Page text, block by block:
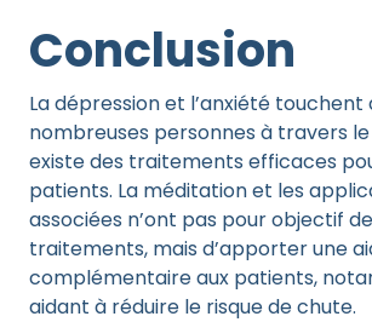
Conclusion
La dépression et l’anxiété touchent
nombreuses personnes à travers
existe des traitements efficaces
patients. La méditation et les
associées n’ont pas pour objectif
traitements, mais d’apporter une
complémentaire aux patients,
aidant à réduire le risque de chute.